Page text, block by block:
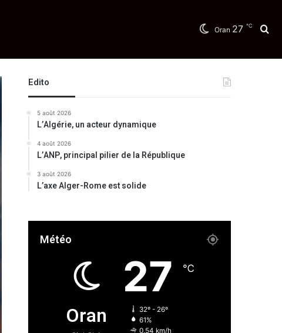
Oran 27 ℃
Edito
5 août 2026
L’Algérie, un acteur dynamique
4 août 2026
L’ANP, principal pilier de la République
3 août 2026
L’axe Alger-Rome est solide
Météo
Oran
27 ℃
32º - 26º
61%
0.54 km/h